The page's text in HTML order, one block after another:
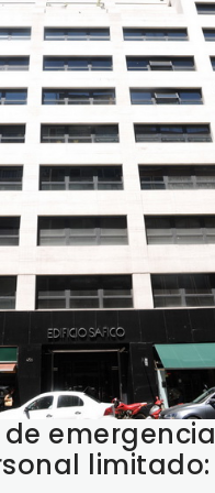
de emergencia
limitado: